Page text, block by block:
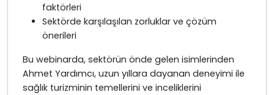
faktörleri
Sektörde karşılaşılan zorluklar ve çözüm
önerileri
Bu webinarda, sektörün önde gelen isimlerinden
Ahmet Yardımcı, uzun yıllara dayanan deneyimi ile
sağlık turizminin temellerini ve inceliklerini